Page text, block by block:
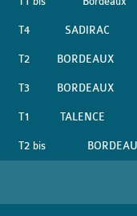
T4 SADIRAC
T2 BORDEAUX
T3 BORDEAUX
T1 TALENCE
T2 bis